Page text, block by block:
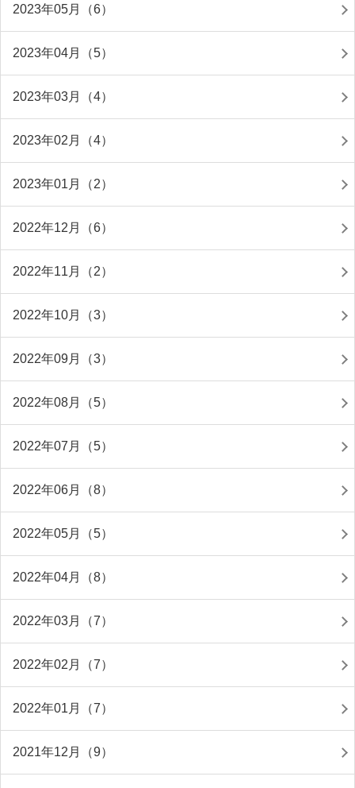
2023年05月（6）
2023年04月（5）
2023年03月（4）
2023年02月（4）
2023年01月（2）
2022年12月（6）
2022年11月（2）
2022年10月（3）
2022年09月（3）
2022年08月（5）
2022年07月（5）
2022年06月（8）
2022年05月（5）
2022年04月（8）
2022年03月（7）
2022年02月（7）
2022年01月（7）
2021年12月（9）